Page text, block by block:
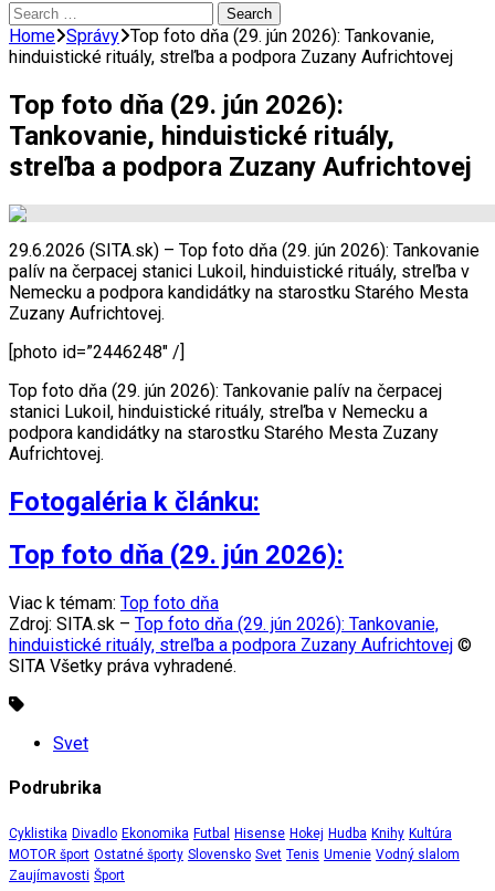
Search
for:
Home Správy Top foto dňa (29. jún 2026): Tankovanie,
hinduistické rituály, streľba a podpora Zuzany Aufrichtovej
Top foto dňa (29. jún 2026):
Tankovanie, hinduistické rituály,
streľba a podpora Zuzany Aufrichtovej
29.6.2026 (SITA.sk) – Top foto dňa (29. jún 2026): Tankovanie
palív na čerpacej stanici Lukoil, hinduistické rituály, streľba v
Nemecku a podpora kandidátky na starostku Starého Mesta
Zuzany Aufrichtovej.
[photo id=”2446248″ /]
Top foto dňa (29. jún 2026): Tankovanie palív na čerpacej
stanici Lukoil, hinduistické rituály, streľba v Nemecku a
podpora kandidátky na starostku Starého Mesta Zuzany
Aufrichtovej.
Fotogaléria k článku:
Top foto dňa (29. jún 2026):
Viac k témam: Top foto dňa
Zdroj: SITA.sk – Top foto dňa (29. jún 2026): Tankovanie,
hinduistické rituály, streľba a podpora Zuzany Aufrichtovej ©
SITA Všetky práva vyhradené.
Svet
Podrubrika
Cyklistika Divadlo Ekonomika Futbal Hisense Hokej Hudba Knihy Kultúra
MOTOR šport Ostatné športy Slovensko Svet Tenis Umenie Vodný slalom
Zaujímavosti Šport